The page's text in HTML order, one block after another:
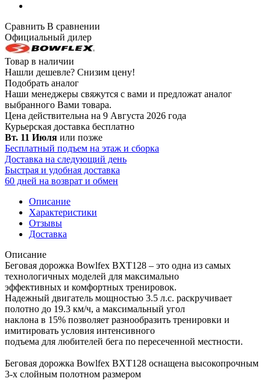
Сравнить В сравнении
Официальный дилер
Товар в наличии
Нашли дешевле? Снизим цену!
Подобрать аналог
Наши менеджеры свяжутся с вами и предложат аналог
выбранного Вами товара.
Цена действительна на 9 Августа 2026 года
Курьерская доставка бесплатно
Вт. 11 Июля или позже
Бесплатный подъем на этаж и сборка
Доставка на следующий день
Быстрая и удобная доставка
60 дней на возврат и обмен
Описание
Характеристики
Отзывы
Доставка
Описание
Беговая дорожка Bowlfex BXT128 – это одна из самых
технологичных моделей для максимально
эффективных и комфортных тренировок.
Надежный двигатель мощностью 3.5 л.с. раскручивает
полотно до 19.3 км/ч, а максимальный угол
наклона в 15% позволяет разнообразить тренировки и
имитировать условия интенсивного
подъема для любителей бега по пересеченной местности.
Беговая дорожка Bowlfex BXT128 оснащена высокопрочным
3-х слойным полотном размером